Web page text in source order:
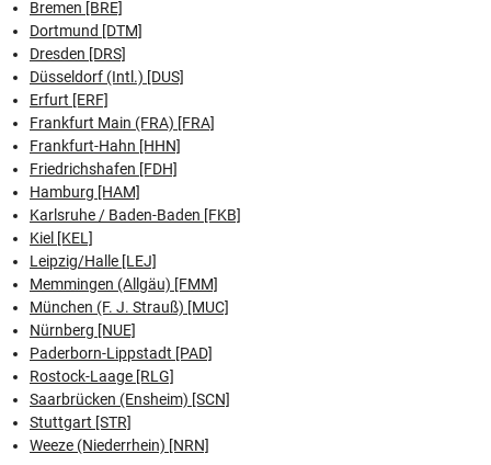
Bremen [BRE]
Dortmund [DTM]
Dresden [DRS]
Düsseldorf (Intl.) [DUS]
Erfurt [ERF]
Frankfurt Main (FRA) [FRA]
Frankfurt-Hahn [HHN]
Friedrichshafen [FDH]
Hamburg [HAM]
Karlsruhe / Baden-Baden [FKB]
Kiel [KEL]
Leipzig/Halle [LEJ]
Memmingen (Allgäu) [FMM]
München (F. J. Strauß) [MUC]
Nürnberg [NUE]
Paderborn-Lippstadt [PAD]
Rostock-Laage [RLG]
Saarbrücken (Ensheim) [SCN]
Stuttgart [STR]
Weeze (Niederrhein) [NRN]